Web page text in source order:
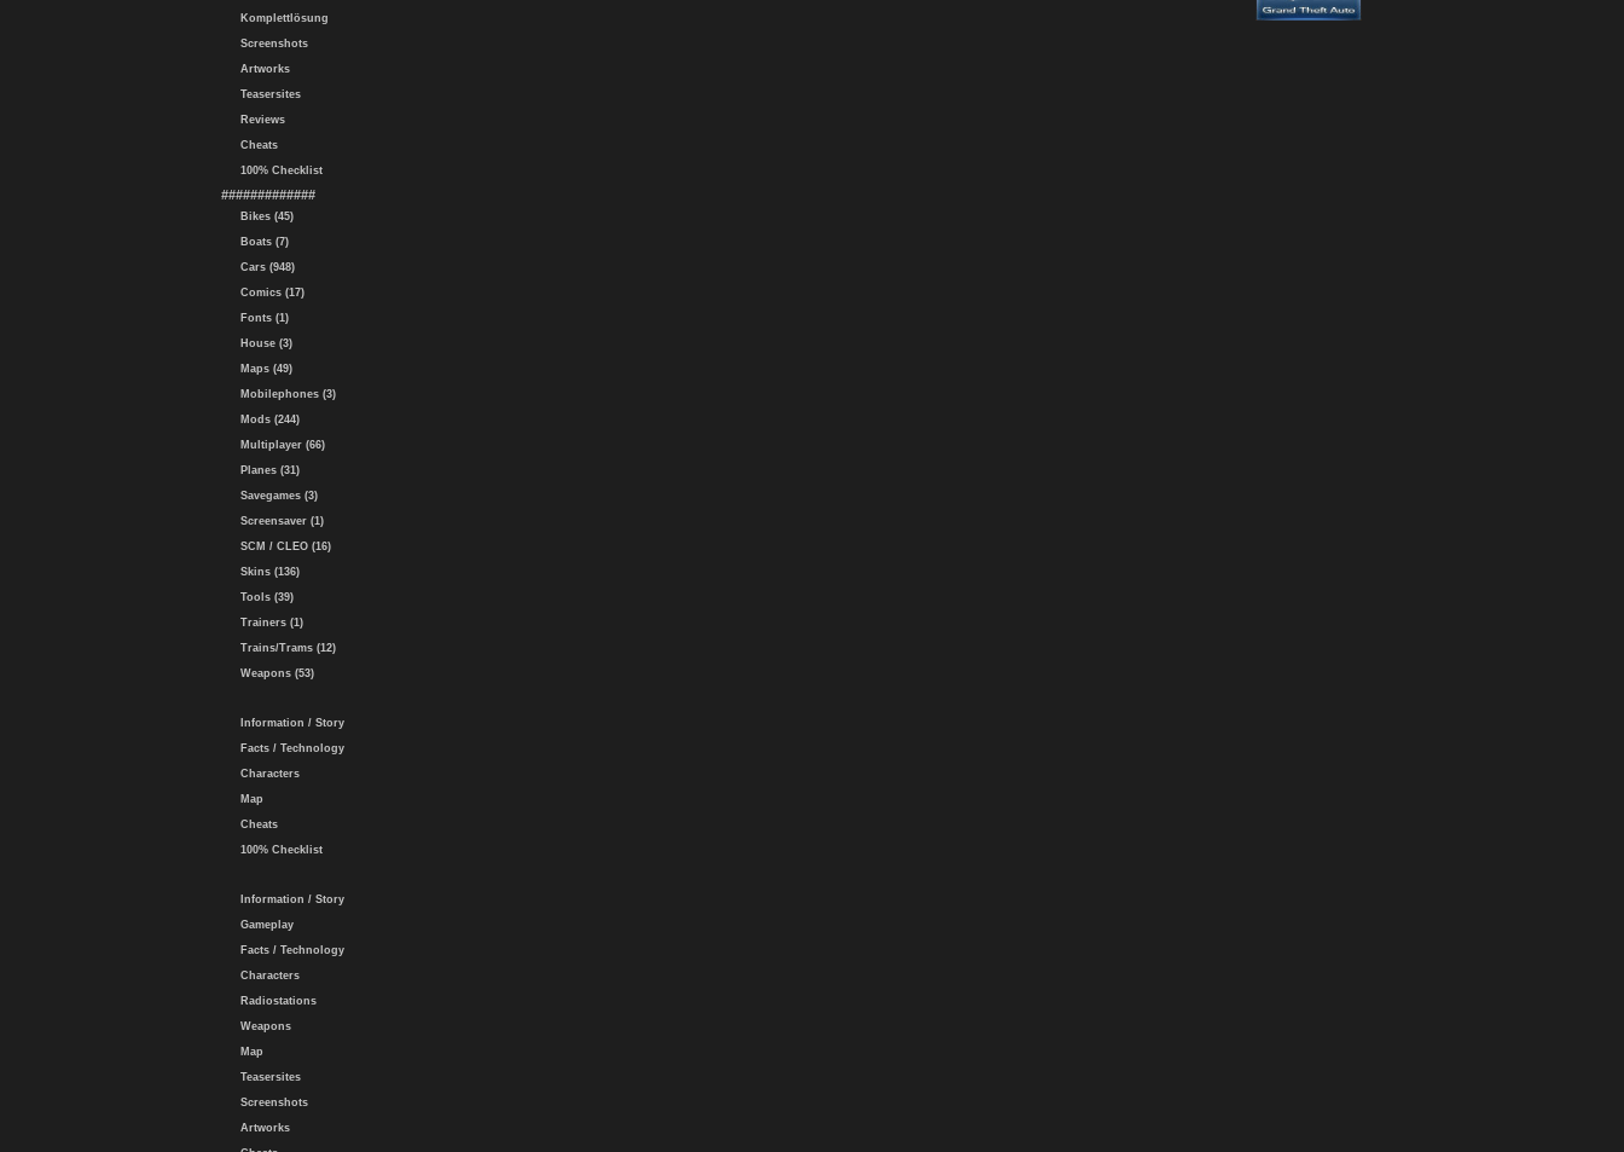
Komplettlösung
Screenshots
Artworks
Teasersites
Reviews
Cheats
100% Checklist
#############
Bikes (45)
Boats (7)
Cars (948)
Comics (17)
Fonts (1)
House (3)
Maps (49)
Mobilephones (3)
Mods (244)
Multiplayer (66)
Planes (31)
Savegames (3)
Screensaver (1)
SCM / CLEO (16)
Skins (136)
Tools (39)
Trainers (1)
Trains/Trams (12)
Weapons (53)
Information / Story
Facts / Technology
Characters
Map
Cheats
100% Checklist
Information / Story
Gameplay
Facts / Technology
Characters
Radiostations
Weapons
Map
Teasersites
Screenshots
Artworks